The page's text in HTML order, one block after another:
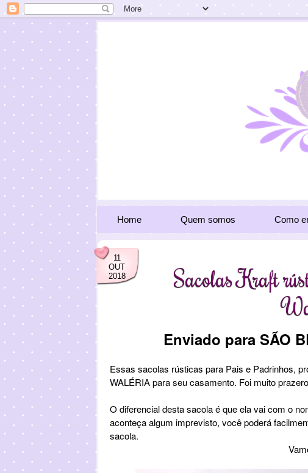
Home Quem somos Como
11
OUT
2018
Sacolas Kraft
Enviado para SÃO
Essas sacolas rústicas para Pais e Padrinhos,
WALÉRIA para seu casamento. Foi muito
O diferencial desta sacola é que ela vai com o
aconteça algum imprevisto, você poderá
sacola.